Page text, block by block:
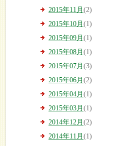
2015年11月 (2)
2015年10月 (1)
2015年09月 (1)
2015年08月 (1)
2015年07月 (3)
2015年06月 (2)
2015年04月 (1)
2015年03月 (1)
2014年12月 (2)
2014年11月 (1)